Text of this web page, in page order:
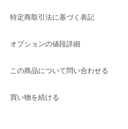
特定商取引法に基づく表記
オプションの値段詳細
この商品について問い合わせる
買い物を続ける